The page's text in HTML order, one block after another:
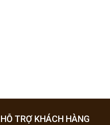
HỖ TRỢ KHÁCH HÀNG